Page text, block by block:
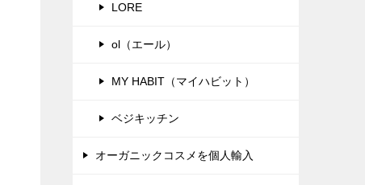
LORE
ol（エール）
MY HABIT（マイハビット）
ベジキッチン
オーガニックコスメを個人輸入